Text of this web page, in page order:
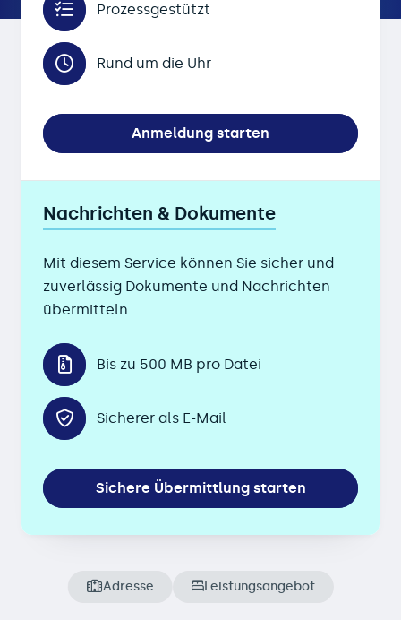
Prozessgestützt
Rund um die Uhr
Anmeldung starten
Nachrichten & Dokumente
Mit diesem Service können Sie sicher und
zuverlässig Dokumente und Nachrichten
übermitteln.
Bis zu 500 MB pro Datei
Sicherer als E-Mail
Sichere Übermittlung starten
Adresse Leistungsangebot